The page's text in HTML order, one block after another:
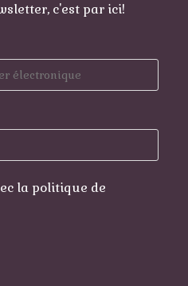
c'est par ici!
la politique de